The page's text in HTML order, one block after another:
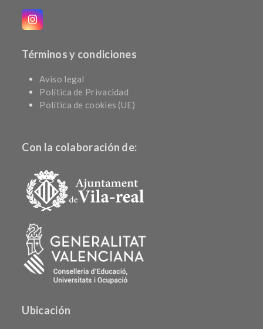
Instagram
Términos y condiciones
Aviso legal
Política de Privacidad
Política de cookies (UE)
Con la colaboración de:
Ubicación